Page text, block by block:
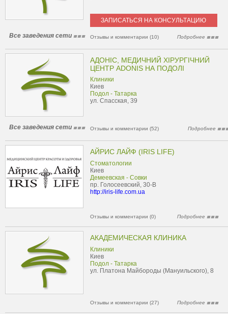
ЗАПИСАТЬСЯ НА КОНСУЛЬТАЦИЮ
Все заведения сети Отзывы и комментарии (10) Подробнее
АДОНІС, МЕДИЧНИЙ ХІРУРГІЧНИЙ
ЦЕНТР ADONIS НА ПОДОЛІ
Клиники
Киев
Подол - Татарка
ул. Спасская, 39
Все заведения сети Отзывы и комментарии (52) Подробнее
АЙРИС ЛАЙФ (IRIS LIFE)
Стоматологии
Киев
Демеевская - Совки
пр. Голосеевский, 30-В
http://iris-life.com.ua
Отзывы и комментарии (0) Подробнее
АКАДЕМИЧЕСКАЯ КЛИНИКА
Клиники
Киев
Подол - Татарка
ул. Платона Майбороды (Мануильского), 8
Отзывы и комментарии (27) Подробнее